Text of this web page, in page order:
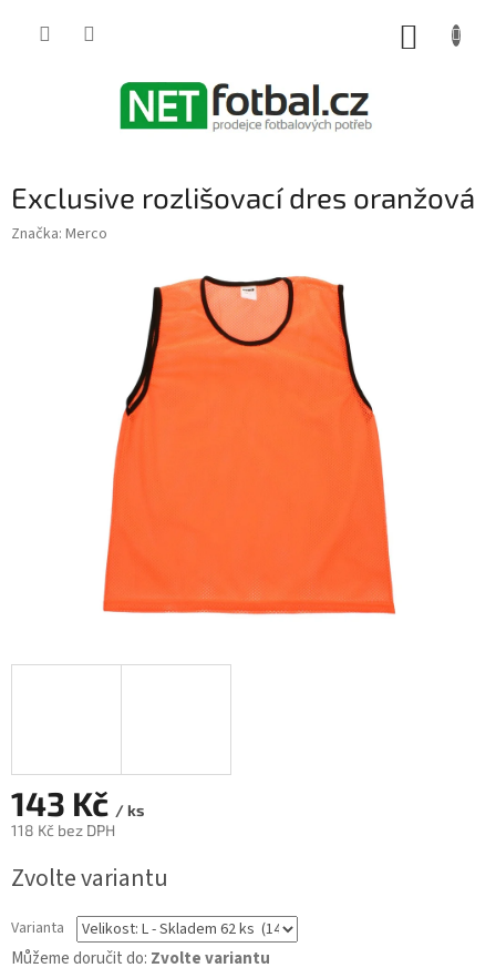
Exclusive rozlišovací dres oranžová
Značka: Merco
143 Kč / ks
118 Kč bez DPH
cena:
Zvolte variantu
Varianta
Můžeme doručit do: Zvolte variantu